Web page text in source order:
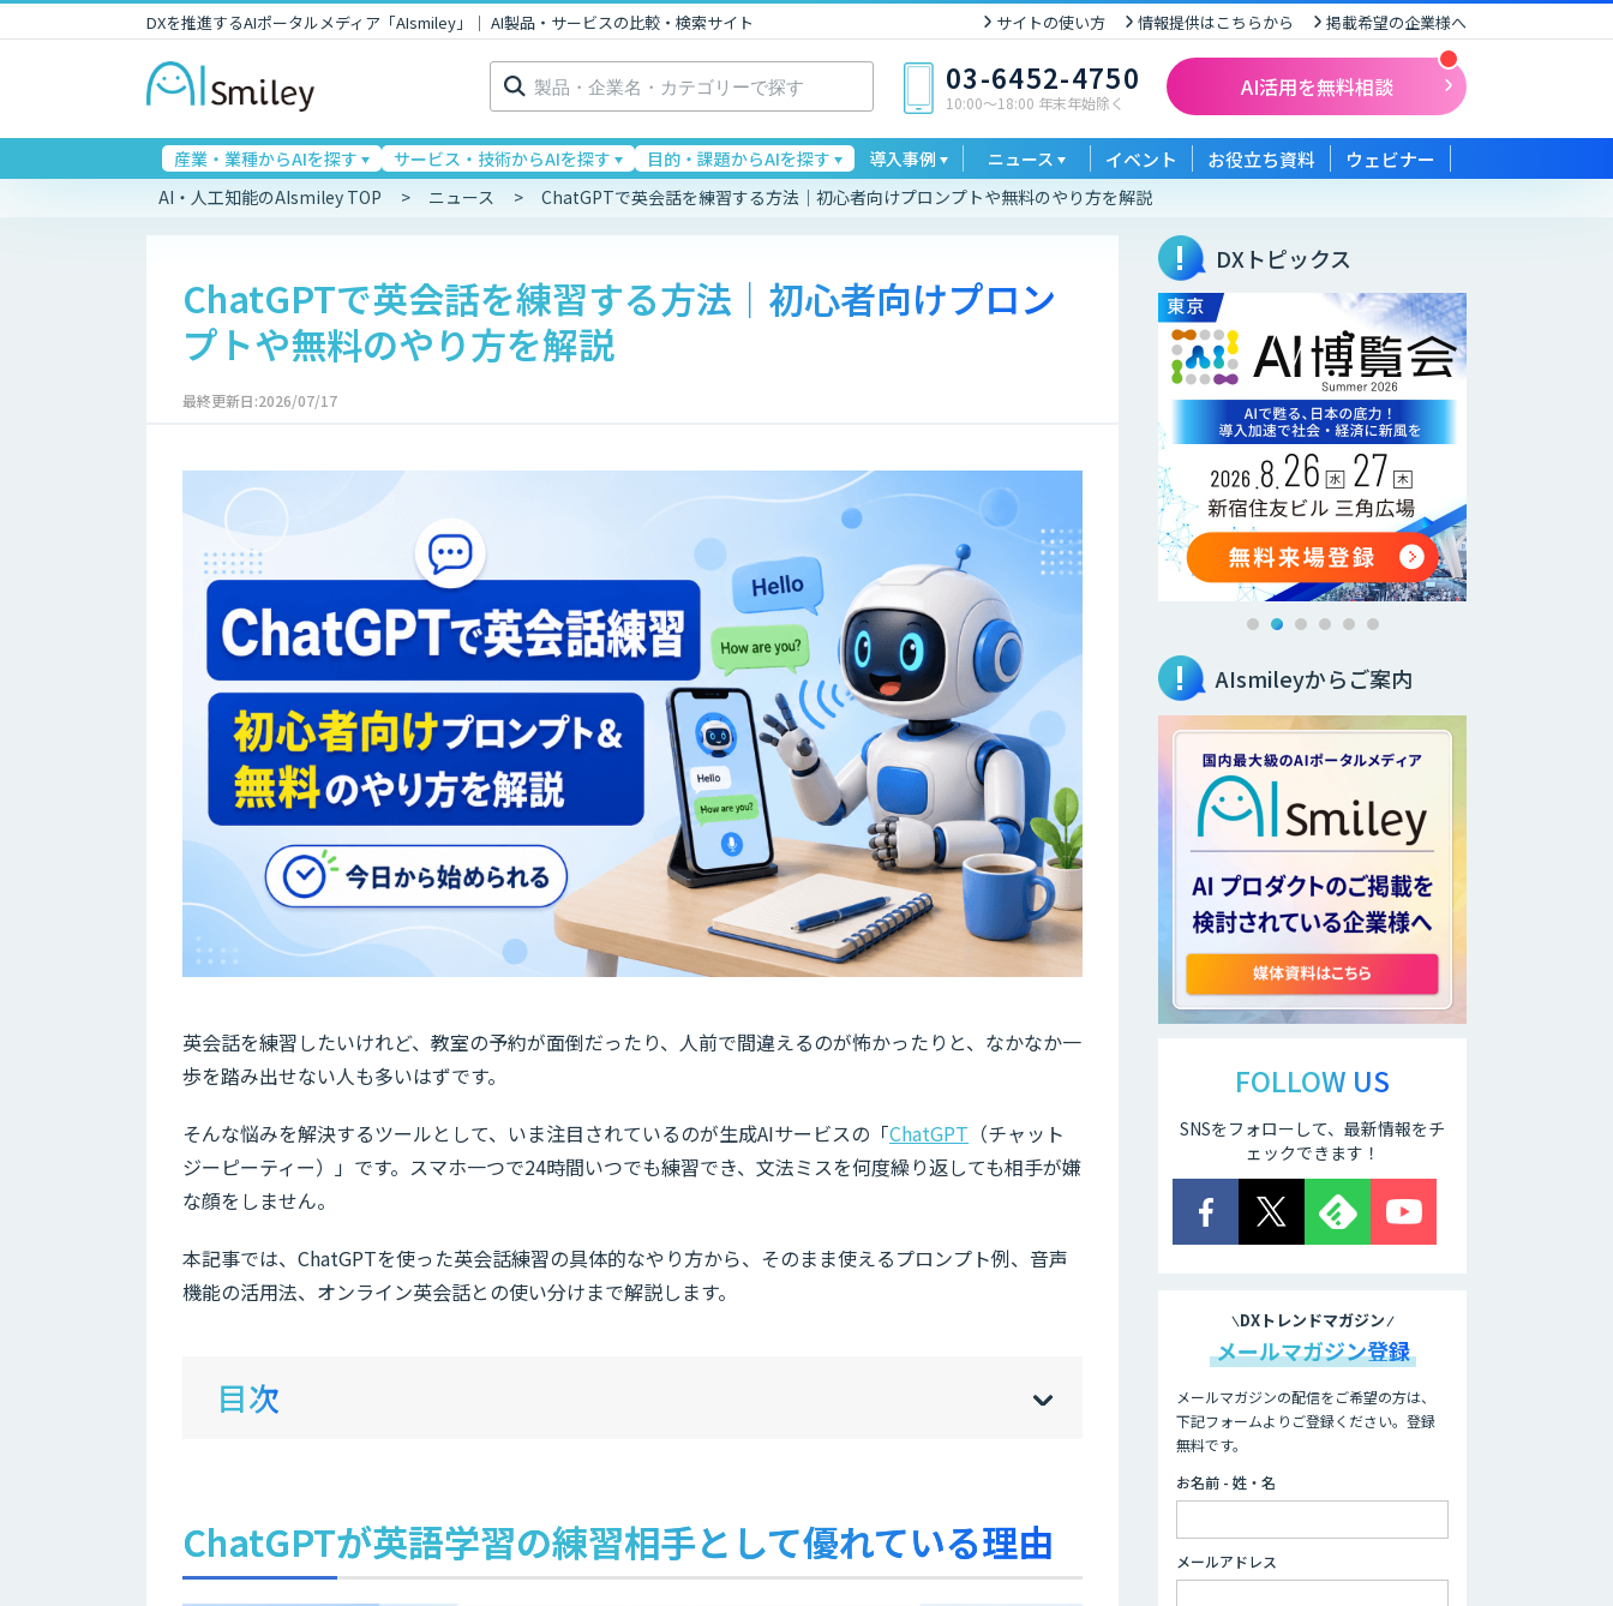
DXを推進するAIポータルメディア「AIsmiley」｜ AI製品・サービスの比較・検索サイト サイトの使い方 情報提供はこちらから 掲載希望の企業様へ
検
索: 03-6452-4750
10:00〜18:00 年末年始除く
AI活用を無料相談
産業・業種からAIを探す サービス・技術からAIを探す 目的・課題からAIを探す 導入事例 ニュース イベント お役立ち資料 ウェビナー
AI・人工知能のAIsmiley TOP ニュース ChatGPTで英会話を練習する方法｜初心者向けプロンプトや無料のやり方を解説
ChatGPTで英会話を練習する方法｜初心者向けプロン
プトや無料のやり方を解説
最終更新日:2026/07/17
英会話を練習したいけれど、教室の予約が面倒だったり、人前で間違えるのが怖かったりと、なかなか一
歩を踏み出せない人も多いはずです。
そんな悩みを解決するツールとして、いま注目されているのが生成AIサービスの「ChatGPT （チャット
ジーピーティー）」です。スマホ一つで24時間いつでも練習でき、文法ミスを何度繰り返しても相手が嫌
な顔をしません。
本記事では、ChatGPTを使った英会話練習の具体的なやり方から、そのまま使えるプロンプト例、音声
機能の活用法、オンライン英会話との使い分けまで解説します。
目次 [hi
]
[sh
]
ChatGPTが英語学習の練習相手として優れている理由
DXトピックス
AIsmileyからご案内
FOLLOW US
SNSをフォローして、最新情報をチ
ェックできます！
DXトレンドマガジン
メールマガジン登録
メールマガジンの配信をご希望の方は、
下記フォームよりご登録ください。登録
無料です。
お名前 - 姓・名
メールアドレス